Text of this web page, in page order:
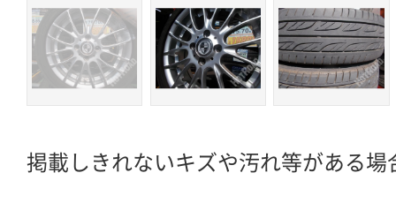
掲載しきれないキズや汚れ等がある場